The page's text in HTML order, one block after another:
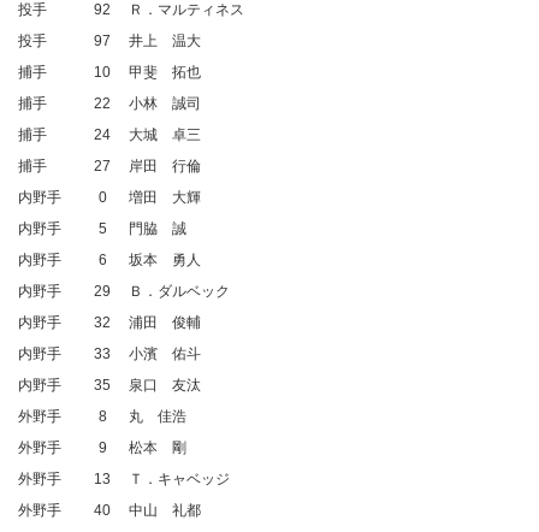
投手
92
Ｒ．マルティネス
投手
97
井上 温大
捕手
10
甲斐 拓也
捕手
22
小林 誠司
捕手
24
大城 卓三
捕手
27
岸田 行倫
内野手
0
増田 大輝
内野手
5
門脇 誠
内野手
6
坂本 勇人
内野手
29
Ｂ．ダルベック
内野手
32
浦田 俊輔
内野手
33
小濱 佑斗
内野手
35
泉口 友汰
外野手
8
丸 佳浩
外野手
9
松本 剛
外野手
13
Ｔ．キャベッジ
外野手
40
中山 礼都